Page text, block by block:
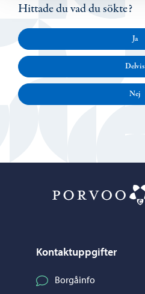
Hittade du vad du sökte?
Ja
Delvis
Nej
Kontaktuppgifter
Borgåinfo